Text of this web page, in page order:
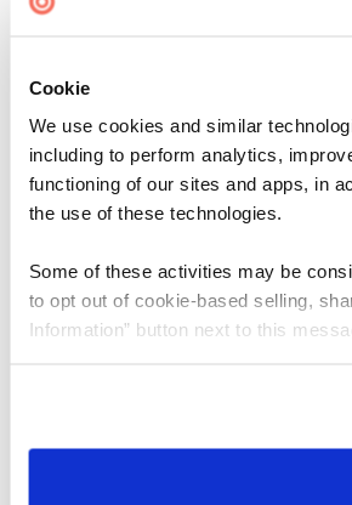
Cookie
We use cookies and similar
including to perform analytics,
functioning of our sites and apps, in
the use of these technologies.
Some of these activities may be
to opt out of cookie-based selling,
Information” button next to this
need to be set again.